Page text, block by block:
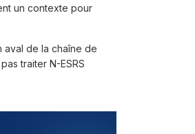
un contexte pour
aval de la chaîne de
traiter N-ESRS